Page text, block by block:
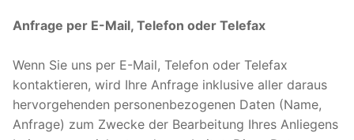
Anfrage per E-Mail, Telefon oder Telefax
Wenn Sie uns per E-Mail, Telefon oder Telefax
kontaktieren, wird Ihre Anfrage inklusive aller daraus
hervorgehenden personenbezogenen Daten (Name,
Anfrage) zum Zwecke der Bearbeitung Ihres Anliegens